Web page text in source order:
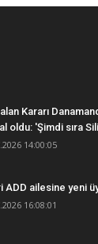
Kararı
oldu: 'Şimdi sıra
14:00:05
ADD ailesine yeni
16:08:01